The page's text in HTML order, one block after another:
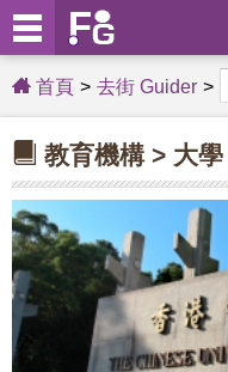
首頁 去街 Guider
教育機構 > 大學